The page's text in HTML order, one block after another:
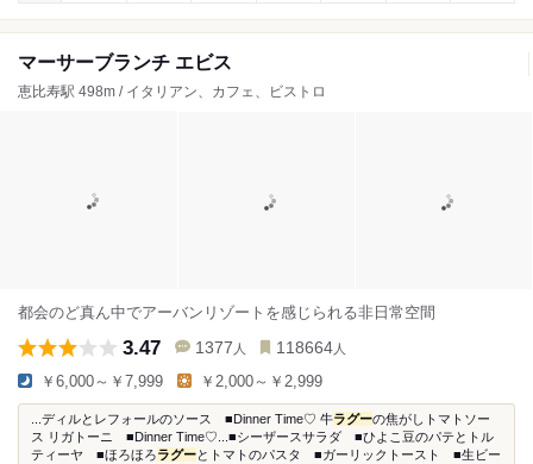
マーサーブランチ エビス
恵比寿駅 498m / イタリアン、カフェ、ビストロ
都会のど真ん中でアーバンリゾートを感じられる非日常空間
3.47 1377 人 118664 人
￥6,000～￥7,999 ￥2,000～￥2,999
...ディルとレフォールのソース ■Dinner Time♡ 牛ラグーの焦がしトマトソー
ス リガトーニ ■Dinner Time♡...■シーザースサラダ ■ひよこ豆のパテとトル
ティーヤ ■ほろほろラグーとトマトのパスタ ■ガーリックトースト ■生ビー